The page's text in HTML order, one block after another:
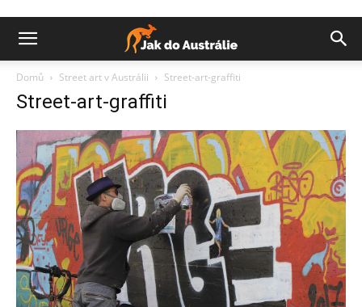
Domů Street art v Austrálii Street-art-graffiti
Street-art-graffiti